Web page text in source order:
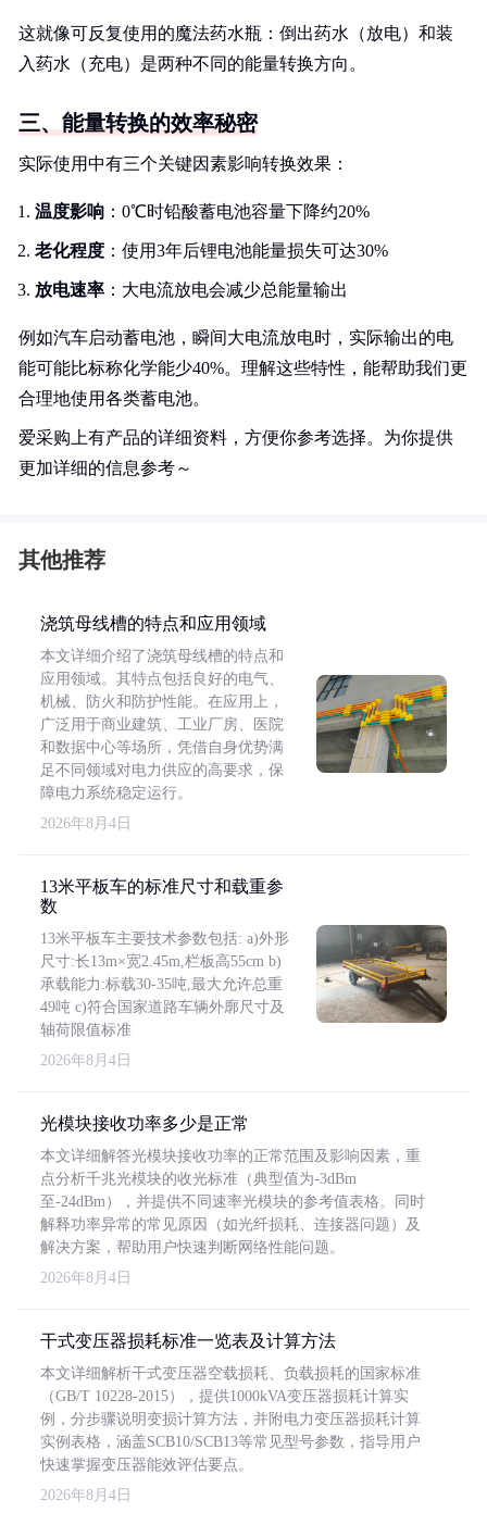
这就像可反复使用的魔法药水瓶：倒出药水（放电）和装
入药水（充电）是两种不同的能量转换方向。
三、能量转换的效率秘密
实际使用中有三个关键因素影响转换效果：
温度影响 ：0℃时铅酸蓄电池容量下降约20%
老化程度 ：使用3年后锂电池能量损失可达30%
放电速率 ：大电流放电会减少总能量输出
例如汽车启动蓄电池，瞬间大电流放电时，实际输出的电
能可能比标称化学能少40%。理解这些特性，能帮助我们更
合理地使用各类蓄电池。
爱采购上有产品的详细资料，方便你参考选择。为你提供
更加详细的信息参考～
其他推荐
浇筑母线槽的特点和应用领域
本文详细介绍了浇筑母线槽的特点和
应用领域。其特点包括良好的电气、
机械、防火和防护性能。在应用上，
广泛用于商业建筑、工业厂房、医院
和数据中心等场所，凭借自身优势满
足不同领域对电力供应的高要求，保
障电力系统稳定运行。
2026年8月4日
13米平板车的标准尺寸和载重参
数
13米平板车主要技术参数包括: a)外形
尺寸:长13m×宽2.45m,栏板高55cm b)
承载能力:标载30-35吨,最大允许总重
49吨 c)符合国家道路车辆外廓尺寸及
轴荷限值标准
2026年8月4日
光模块接收功率多少是正常
本文详细解答光模块接收功率的正常范围及影响因素，重
点分析千兆光模块的收光标准（典型值为-3dBm
至-24dBm），并提供不同速率光模块的参考值表格。同时
解释功率异常的常见原因（如光纤损耗、连接器问题）及
解决方案，帮助用户快速判断网络性能问题。
2026年8月4日
干式变压器损耗标准一览表及计算方法
本文详细解析干式变压器空载损耗、负载损耗的国家标准
（GB/T 10228-2015），提供1000kVA变压器损耗计算实
例，分步骤说明变损计算方法，并附电力变压器损耗计算
实例表格，涵盖SCB10/SCB13等常见型号参数，指导用户
快速掌握变压器能效评估要点。
2026年8月4日